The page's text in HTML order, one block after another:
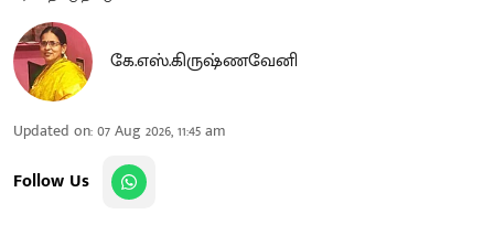
கே.எஸ்.கிருஷ்ணவேனி
Updated on:07 Aug 2026, 11:45 am
Follow Us